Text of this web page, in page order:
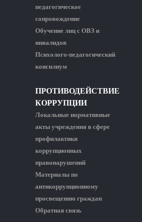
педагогическое
сопровождение
Обучение лиц с ОВЗ и
инвалидов
Психолого-педагогический
консилиум
ПРОТИВОДЕЙСТВИЕ
КОРРУПЦИИ
Локальные нормативные
акты учреждения в сфере
профилактики
коррупционных
правонарушений
Материалы по
антикоррупционному
просвещению граждан
Обратная связь